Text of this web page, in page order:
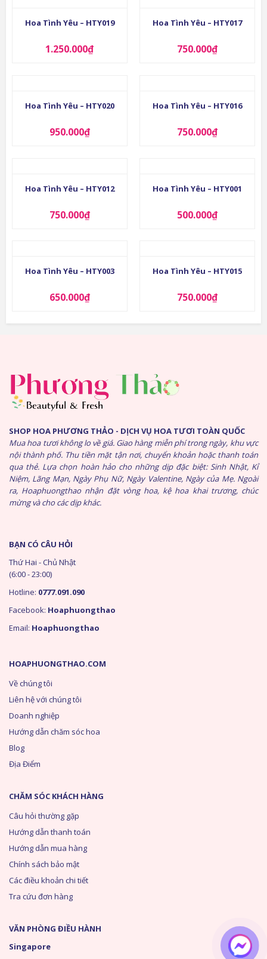
Hoa Tình Yêu – HTY019
1.250.000₫
Hoa Tình Yêu – HTY017
750.000₫
Hoa Tình Yêu – HTY020
950.000₫
Hoa Tình Yêu – HTY016
750.000₫
Hoa Tình Yêu – HTY012
750.000₫
Hoa Tình Yêu – HTY001
500.000₫
Hoa Tình Yêu – HTY003
650.000₫
Hoa Tình Yêu – HTY015
750.000₫
SHOP HOA PHƯƠNG THẢO - DỊCH VỤ HOA TƯƠI TOÀN QUỐC
Mua hoa tươi không lo về giá. Giao hàng miễn phí trong ngày, khu vực
nội thành phố. Thu tiền mặt tận nơi, chuyển khoản hoặc thanh toán
qua thẻ. Lựa chọn hoàn hảo cho những dịp đặc biệt: Sinh Nhật, Kỉ
Niệm, Lãng Mạn, Ngày Phụ Nữ, Ngày Valentine, Ngày của Mẹ. Ngoài
ra, Hoaphuongthao nhận đặt vòng hoa, kệ hoa khai trương, chúc
mừng và cho các dịp khác.
HOAPHUONGTHAO.COM
Về chúng tôi
Liên hệ với chúng tôi
Doanh nghiệp
Hướng dẫn chăm sóc hoa
Blog
Địa Điểm
CHĂM SÓC KHÁCH HÀNG
Câu hỏi thường gặp
Hướng dẫn thanh toán
Hướng dẫn mua hàng
Chính sách bảo mật
Các điều khoản chi tiết
Tra cứu đơn hàng
BẠN CÓ CÂU HỎI
Thứ Hai - Chủ Nhật
(6:00 - 23:00)
Hotline: 0777.091.090
Facebook: Hoaphuongthao
Email: Hoaphuongthao
VĂN PHÒNG ĐIỀU HÀNH
Singapore